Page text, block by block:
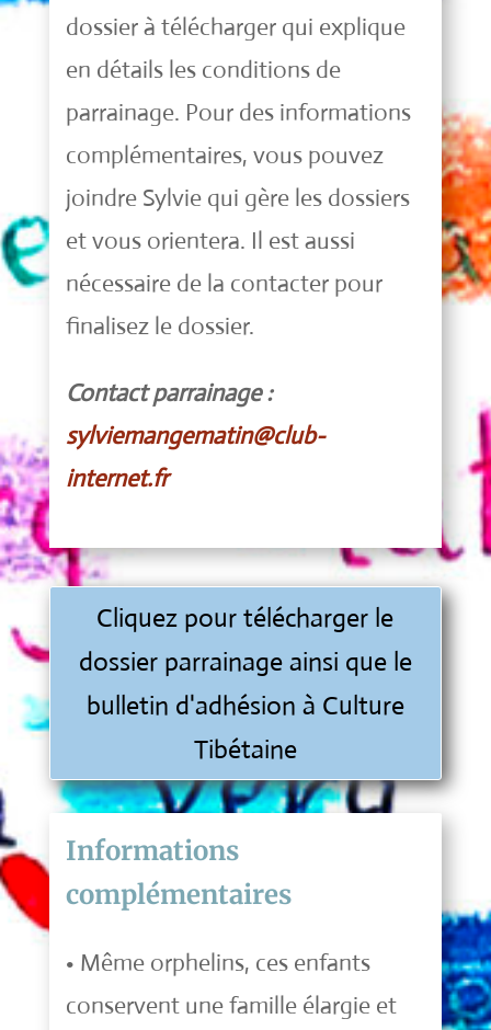
dossier à télécharger qui explique
en détails les conditions de
parrainage. Pour des informations
complémentaires, vous pouvez
joindre Sylvie qui gère les dossiers
et vous orientera. Il est aussi
nécessaire de la contacter pour
finalisez le dossier.
Contact parrainage :
sylviemangematin@club-
internet.fr
Cliquez pour télécharger le
dossier parrainage ainsi que le
bulletin d'adhésion à Culture
Tibétaine
Informations
complémentaires
• Même orphelins, ces enfants
conservent une famille élargie et